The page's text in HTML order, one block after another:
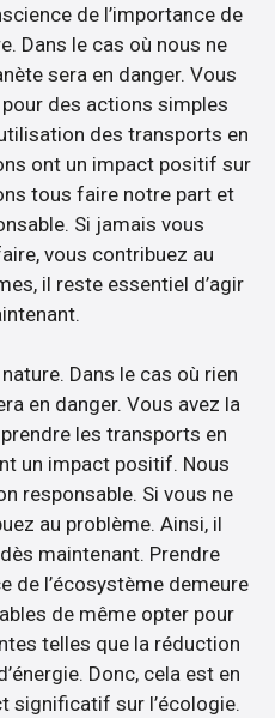
de l’importance de
Dans le cas où nous ne
sera en danger. Vous
des actions simples
des transports en
ont un impact positif sur
tous faire notre part et
Si jamais vous
vous contribuez au
il reste essentiel d’agir
Dans le cas où rien
en danger. Vous avez la
les transports en
un impact positif. Nous
responsable. Si vous ne
au problème. Ainsi, il
maintenant. Prendre
de l’écosystème demeure
de même opter pour
telles que la réduction
Donc, cela est en
significatif sur l’écologie.